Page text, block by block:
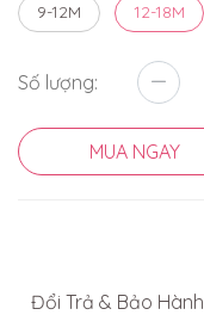
9-12M 12-18M
Số lượng:
MUA NGAY
Đổi Trả & Bảo Hành